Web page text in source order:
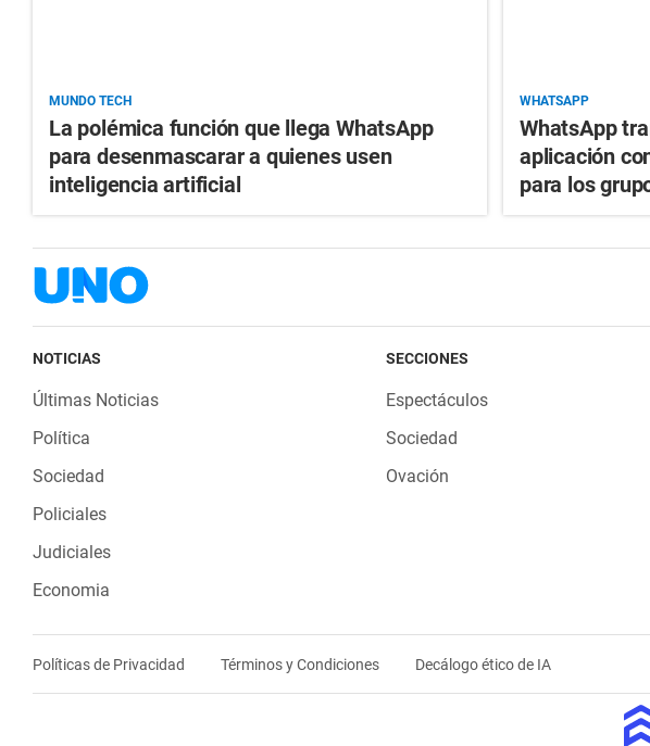
MUNDO TECH
La polémica función que llega WhatsApp
para desenmascarar a quienes usen
inteligencia artificial
WHATSAPP
WhatsApp
aplicación
para los
NOTICIAS
Últimas Noticias
Política
Sociedad
Policiales
Judiciales
Economia
SECCIONES
Espectáculos
Sociedad
Ovación
Políticas de Privacidad Términos y Condiciones Decálogo ético de IA